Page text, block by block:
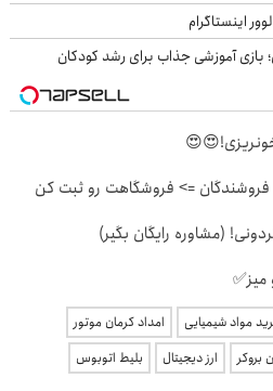
اینستاگرام
بازی آموزشی جذاب برای رشد کودکان
(مشاوره رایگان بگیر)
مواد شیمیایی
امداد کرمان موتور
بروکر ارز دیجیتال بلیط اتوبوس